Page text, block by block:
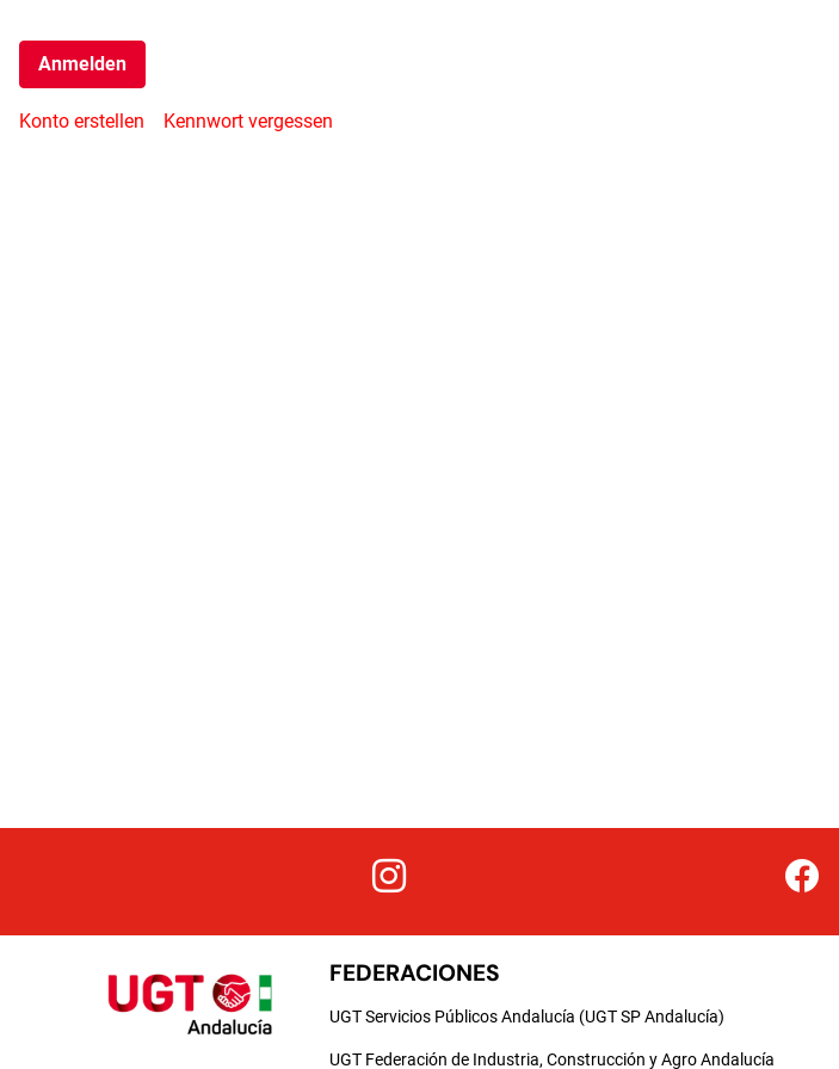
Anmelden
Konto erstellen Kennwort vergessen
FEDERACIONES
UGT Servicios Públicos Andalucía (UGT SP Andalucía)
UGT Federación de Industria, Construcción y Agro Andalucía